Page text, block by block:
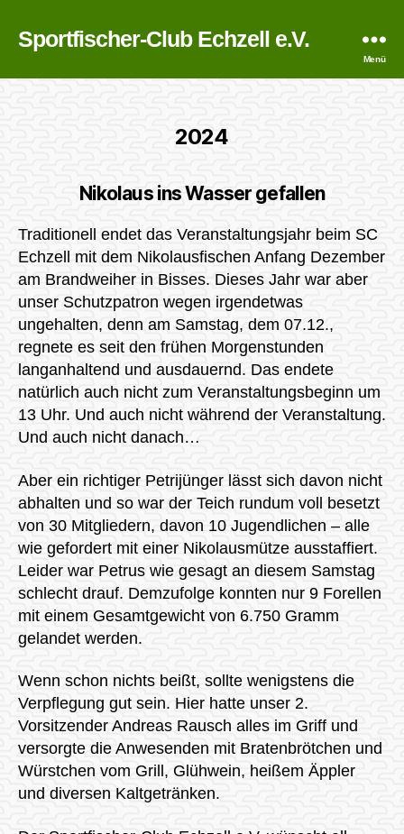
Sportfischer-Club Echzell e.V.
Menü
2024
Nikolaus ins Wasser gefallen
Traditionell endet das Veranstaltungsjahr beim SC
Echzell mit dem Nikolausfischen Anfang Dezember
am Brandweiher in Bisses. Dieses Jahr war aber
unser Schutzpatron wegen irgendetwas
ungehalten, denn am Samstag, dem 07.12.,
regnete es seit den frühen Morgenstunden
langanhaltend und ausdauernd. Das endete
natürlich auch nicht zum Veranstaltungsbeginn um
13 Uhr. Und auch nicht während der Veranstaltung.
Und auch nicht danach…
Aber ein richtiger Petrijünger lässt sich davon nicht
abhalten und so war der Teich rundum voll besetzt
von 30 Mitgliedern, davon 10 Jugendlichen – alle
wie gefordert mit einer Nikolausmütze ausstaffiert.
Leider war Petrus wie gesagt an diesem Samstag
schlecht drauf. Demzufolge konnten nur 9 Forellen
mit einem Gesamtgewicht von 6.750 Gramm
gelandet werden.
Wenn schon nichts beißt, sollte wenigstens die
Verpflegung gut sein. Hier hatte unser 2.
Vorsitzender Andreas Rausch alles im Griff und
versorgte die Anwesenden mit Bratenbrötchen und
Würstchen vom Grill, Glühwein, heißem Äppler
und diversen Kaltgetränken.